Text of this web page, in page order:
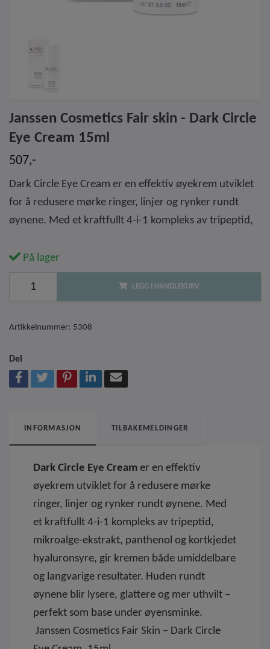
Janssen Cosmetics Fair skin - Dark Circle
Eye Cream 15ml
507,-
Dark Circle Eye Cream er en effektiv øyekrem utviklet
for å redusere mørke ringer, linjer og rynker rundt
øynene. Med et kraftfullt 4-i-1 kompleks av tripeptid,
På lager
LEGG I HANDLEKURV
Artikkelnummer: 5308
Del
INFORMASJON TILBAKEMELDINGER
Dark Circle Eye Cream er en effektiv
øyekrem utviklet for å redusere mørke
ringer, linjer og rynker rundt øynene. Med
et kraftfullt 4-i-1 kompleks av tripeptid,
mikroalge-ekstrakt, panthenol og kortkjedet
hyaluronsyre, gir kremen både umiddelbare
og langvarige resultater. Huden rundt
øynene blir lysere, glattere og mer uthvilt –
perfekt som base under øyensminke.
Janssen Cosmetics Fair Skin – Dark Circle